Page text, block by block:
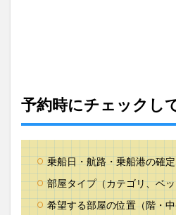
予約時にチェックし
乗船日・航路・乗船港の確定
部屋タイプ（カテゴリ、ベ
希望する部屋の位置（階・